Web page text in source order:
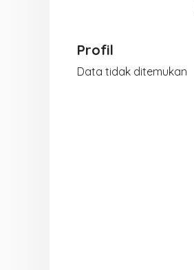
Profil
Data tidak ditemukan